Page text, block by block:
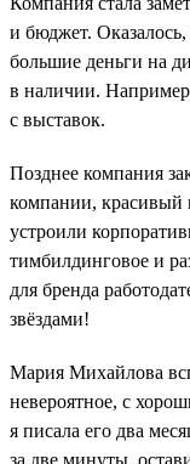
и бюджет. Оказалось,
большие деньги на
в наличии.
с выставок.
Позднее компания
компании, красивый
устроили
тимбилдинговое и
для бренда
звёздами!
Мария Михайлова
невероятное, с
я писала его два
за две минуты,